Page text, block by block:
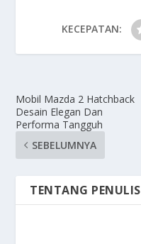
KECEPATAN:
Mobil Mazda 2 Hatchback
Desain Elegan Dan
Performa Tangguh
SEBELUMNYA
TENTANG PENULIS